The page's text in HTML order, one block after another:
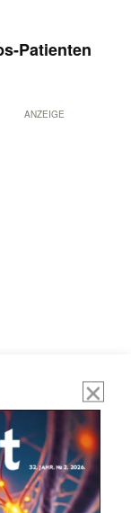
Patienten
ANZEIGE